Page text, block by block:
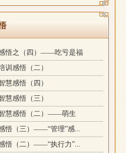
悟之（四）——吃亏是福
训感悟（二）
慧感悟（四）
慧感悟（三）
慧感悟（二）——萌生
悟（三）——“管理”感...
悟（二）——“执行力”...